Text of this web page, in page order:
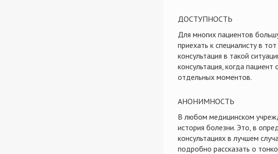
ДОСТУПНОСТЬ
Для многих пациентов
приехать к специалисту в
консультация в такой
консультация, когда
отдельных моментов.
АНОНИМНОСТЬ
В любом медицинском
история болезни. Это, в
консультациях в лучшем
подробно рассказать о